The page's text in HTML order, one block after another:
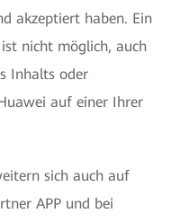
akzeptiert haben. Ein
nicht möglich, auch
Inhalts oder
auf einer Ihrer
sich auch auf
APP und bei